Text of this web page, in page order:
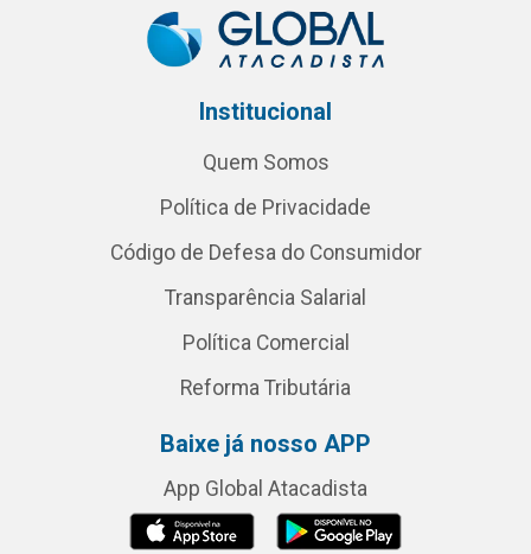
Institucional
Quem Somos
Política de Privacidade
Código de Defesa do Consumidor
Transparência Salarial
Política Comercial
Reforma Tributária
Baixe já nosso APP
App Global Atacadista